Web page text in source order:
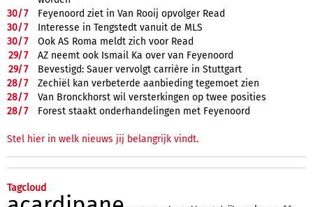
30/7
Feyenoord ziet in Van Rooij opvolger Read
30/7
Interesse in Tengstedt vanuit de MLS
30/7
Ook AS Roma meldt zich voor Read
29/7
AZ neemt ook Ismail Ka over van Feyenoord
29/7
Bevestigd: Sauer vervolgt carrière in Stuttgart
28/7
Zechiël kan verbeterde aanbieding tegemoet zien
28/7
Van Bronckhorst wil versterkingen op twee posities
28/7 Forest staakt onderhandelingen met Feyenoord
Stel hier in welk nieuws jij belangrijk vindt.
Tagcloud